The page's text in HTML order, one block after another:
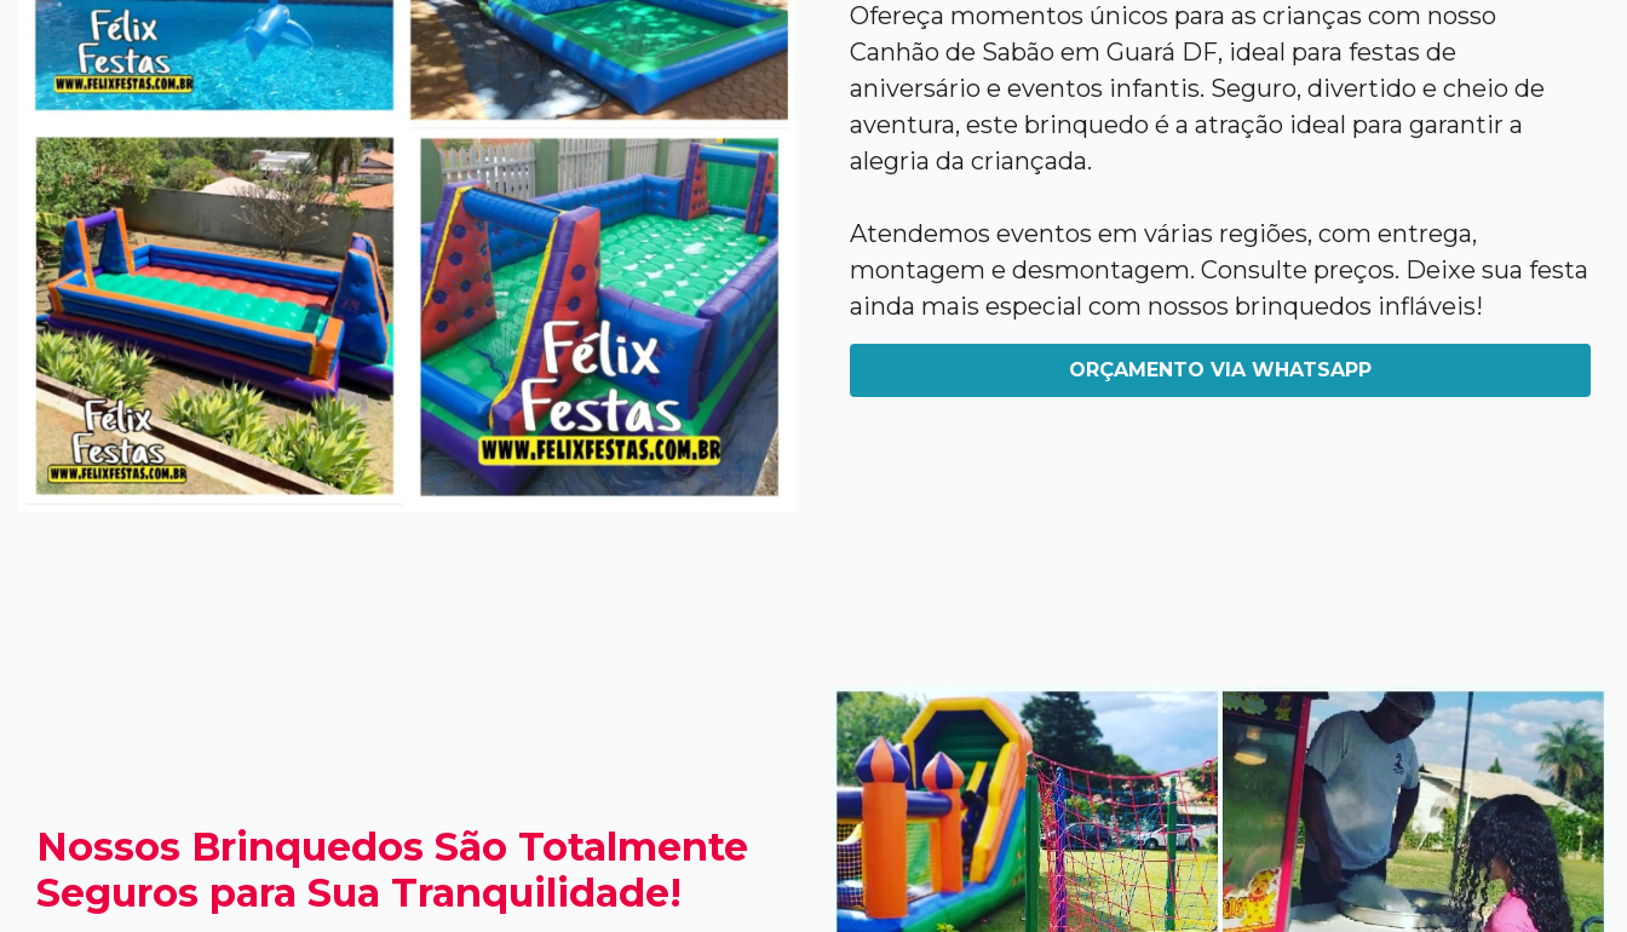
Ofereça momentos únicos para as crianças com nosso
Canhão de Sabão em Guará DF, ideal para festas de
aniversário e eventos infantis. Seguro, divertido e cheio de
aventura, este brinquedo é a atração ideal para garantir a
alegria da criançada.
Atendemos eventos em várias regiões, com entrega,
montagem e desmontagem. Consulte preços. Deixe sua festa
ainda mais especial com nossos brinquedos infláveis!
ORÇAMENTO VIA WHATSAPP
Nossos Brinquedos São Totalmente
Seguros para Sua Tranquilidade!